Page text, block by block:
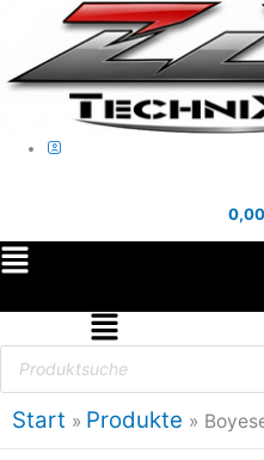
springen
0,00
Main
Menu
Flyout
Menu
Products
search
Start Produkte